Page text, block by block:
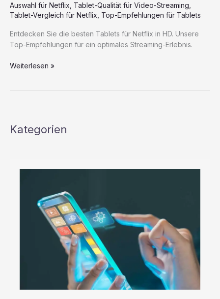
Auswahl für Netflix Tablet-Qualität für Video-Streaming
Tablet-Vergleich für Netflix Top-Empfehlungen für Tablets
Entdecken Sie die besten Tablets für Netflix in HD. Unsere
Top-Empfehlungen für ein optimales Streaming-Erlebnis.
Die
HD
Weiterlesen »
Kategorien